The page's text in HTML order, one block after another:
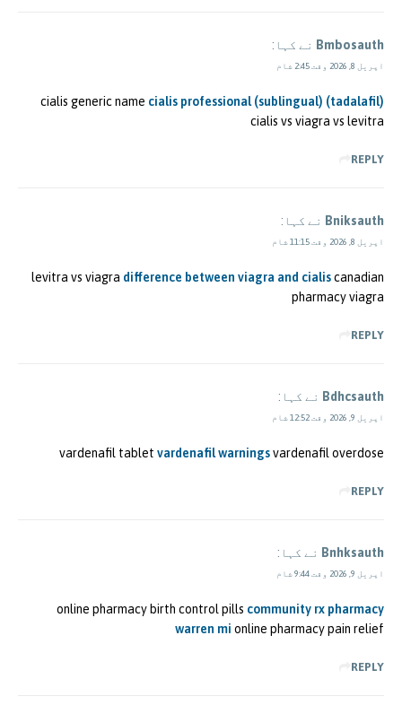
Bmbosauth نے کہا:
اپریل 8, 2026 وقت 2:45 شام
cialis generic name cialis professional (sublingual) (tadalafil)
cialis vs viagra vs levitra
REPLY
Bniksauth نے کہا:
اپریل 8, 2026 وقت 11:15 شام
levitra vs viagra difference between viagra and cialiscanadian
pharmacy viagra
REPLY
Bdhcsauth نے کہا:
اپریل 9, 2026 وقت 12:52 شام
vardenafil tablet vardenafil warningsvardenafil overdose
REPLY
Bnhksauth نے کہا:
اپریل 9, 2026 وقت 9:44 شام
online pharmacy birth control pills community rx pharmacy
warren mi online pharmacy pain relief
REPLY